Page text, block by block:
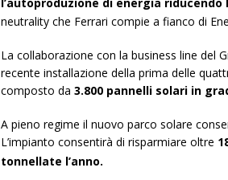
neutrality che Ferrari compie a fianco di
La collaborazione con la business line del
recente installazione della prima delle
composto da 3.800 pannelli solari in
A pieno regime il nuovo parco solare
L’impianto consentirà di risparmiare oltre
tonnellate l’anno.